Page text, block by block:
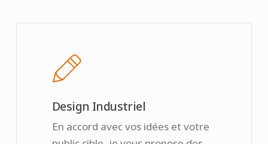
Design Industriel
En accord avec vos idées et votre